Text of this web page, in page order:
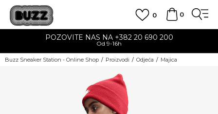
0
0
POZOVITE NAS NA +382 20 690 200
Od 9-16h
Buzz Sneaker Station - Online Shop Proizvodi Odjeća Majica